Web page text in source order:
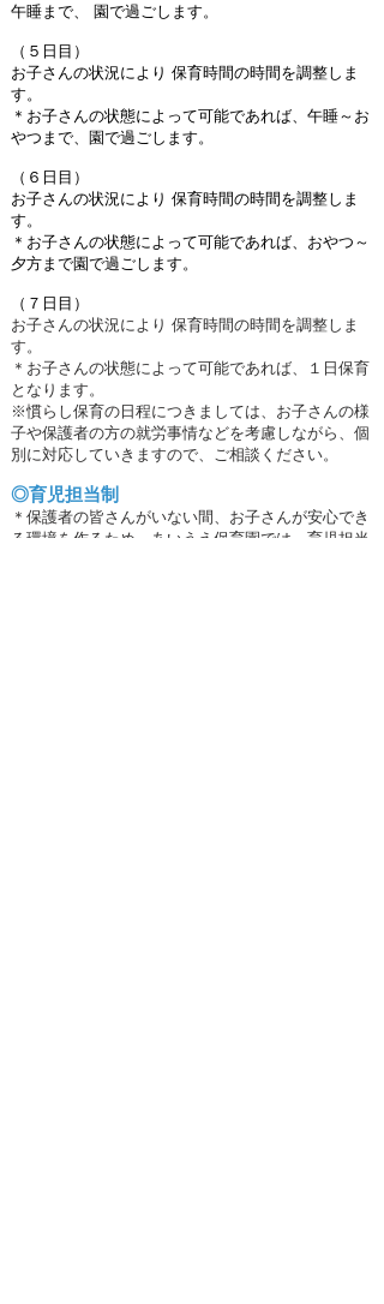
午睡まで、 園で過ごします。
（５日目）
お子さんの状況により 保育時間の時間を調整しま
す。
＊お子さんの状態によって可能であれば、午睡～お
やつまで、園で過ごします。
（６日目）
お子さんの状況により 保育時間の時間を調整しま
す。
＊お子さんの状態によって可能であれば、おやつ～
夕方まで園で過ごします。
（７日目）
お子さんの状況により 保育時間の時間を調整しま
す。
＊お子さんの状態によって可能であれば、１日保育
となります。
※慣らし保育の日程につきましては、お子さんの様
子や保護者の方の就労事情などを考慮しながら、個
別に対応していきますので、ご相談ください。
◎育児担当制
＊保護者の皆さんがいない間、お子さんが安心でき
る環境を作るため、あいうえ保育園では、育児担当